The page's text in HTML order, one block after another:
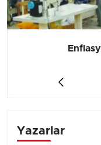
Yazarlar